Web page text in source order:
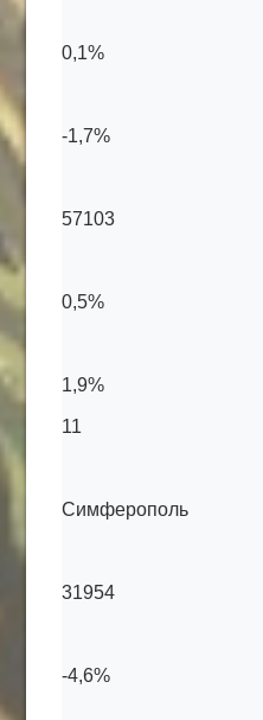
0,1%
-1,7%
57103
0,5%
1,9%
11
Симферополь
31954
-4,6%